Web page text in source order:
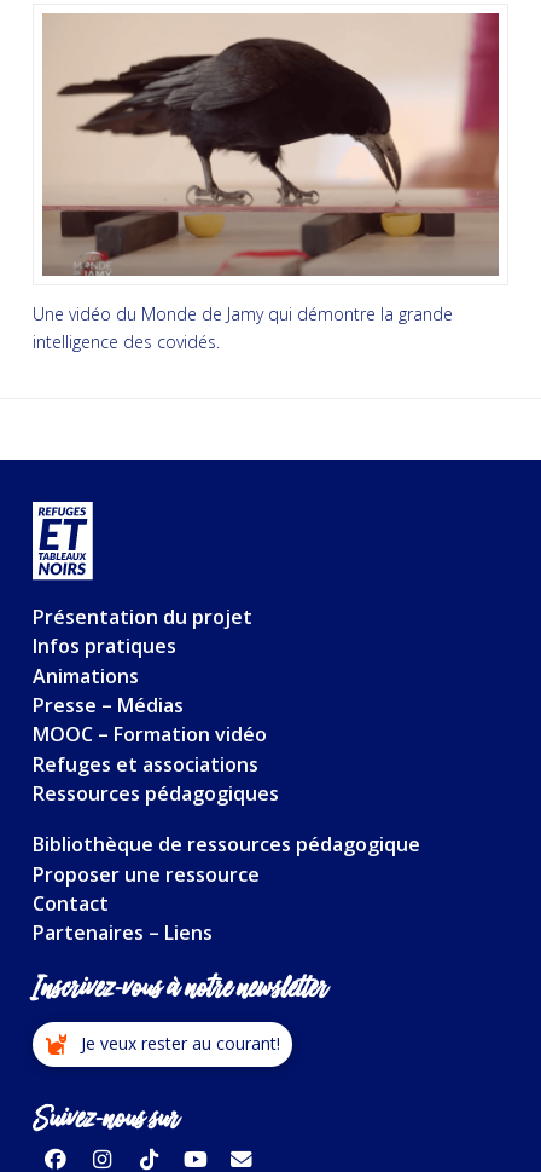
Une vidéo du Monde de Jamy qui démontre la grande
intelligence des covidés.
Présentation du projet
Infos pratiques
Animations
Presse – Médias
MOOC – Formation vidéo
Refuges et associations
Ressources pédagogiques
Bibliothèque de ressources pédagogique
Proposer une ressource
Contact
Partenaires – Liens
Inscrivez-vous à notre newsletter
Je veux rester au courant!
Suivez-nous sur